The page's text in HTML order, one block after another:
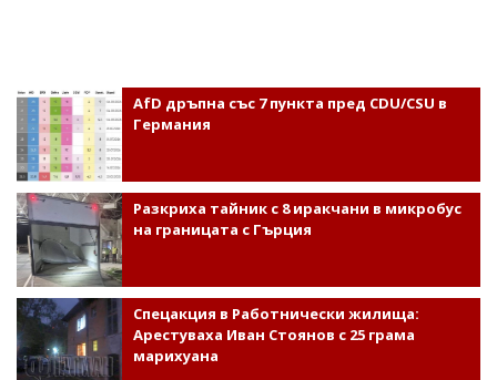
AfD дръпна със 7 пункта пред CDU/CSU в
Германия
Разкриха тайник с 8 иракчани в микробус
на границата с Гърция
Спецакция в Работнически жилища:
Арестуваха Иван Стоянов с 25 грама
марихуана